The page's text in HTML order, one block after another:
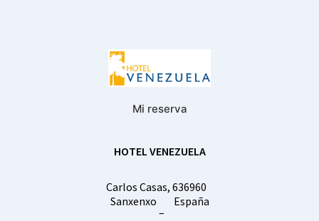
Mi reserva
HOTEL VENEZUELA
Carlos Casas, 636960
Sanxenxo
–
España